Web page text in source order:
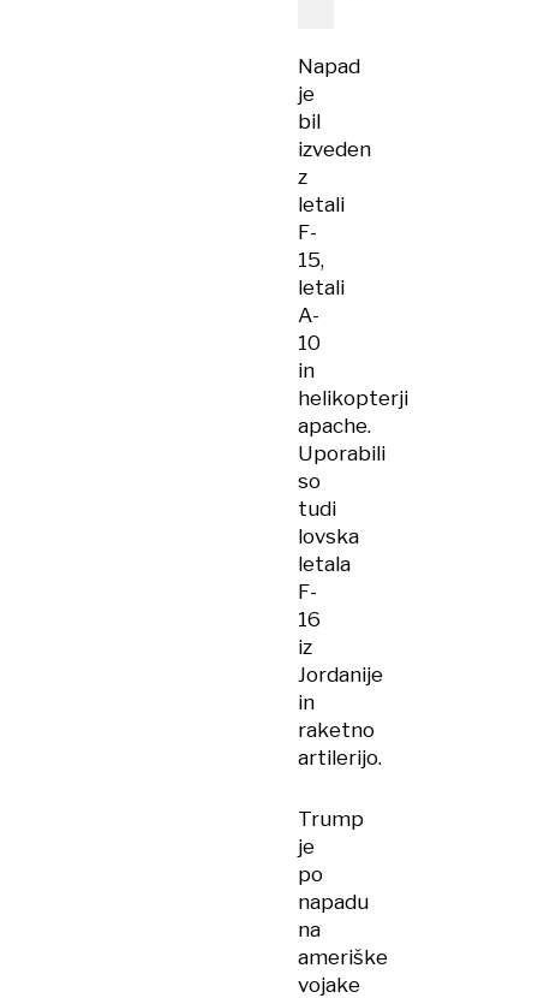
Napad
je
bil
izveden
z
letali
F-
15,
letali
A-
10
in
helikopterji
apache.
Uporabili
so
tudi
lovska
letala
F-
16
iz
Jordanije
in
raketno
artilerijo.
Trump
je
po
napadu
na
ameriške
vojake